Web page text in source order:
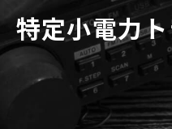
特定小電力